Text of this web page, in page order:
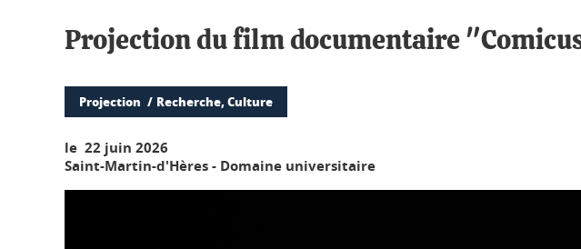
Projection du film documentaire
Projection Recherche, Culture
le 22 juin 2026
Saint-Martin-d'Hères - Domaine universitaire